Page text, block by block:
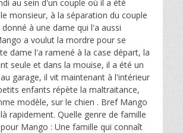
au sein d'un couple où il a été
monsieur, à la séparation du couple
à une dame qui l'a aussi
a voulut la mordre pour se
dame l'a ramené à la case départ, la
seule et dans la mouise, il a été un
garage, il vit maintenant à l'intérieur
enfants répète la maltraitance,
modèle, sur le chien . Bref Mango
rapidement. Quelle genre de famille
Mango : Une famille qui connaît